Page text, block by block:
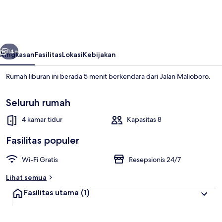
GRAND
JAVA
Bagian depan properti
Berikutnya
14+
RingkasanFasilitasLokasiKebijakan
Rumah liburan ini berada 5 menit berkendara dari Jalan Malioboro.
Seluruh rumah
4 kamar tidur Kapasitas 8
Fasilitas populer
Wi-Fi Gratis
Resepsionis 24/7
Lihat semua
Fasilitas utama (1)